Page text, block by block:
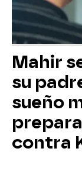
Mahir
su
sueño
contra